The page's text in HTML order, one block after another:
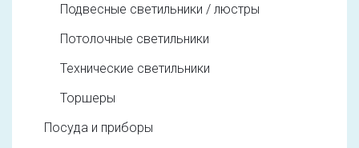
Подвесные светильники / люстры
Потолочные светильники
Технические светильники
Торшеры
Посуда и приборы